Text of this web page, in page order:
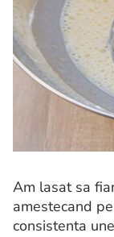
Am lasat sa
amestecand
consistenta